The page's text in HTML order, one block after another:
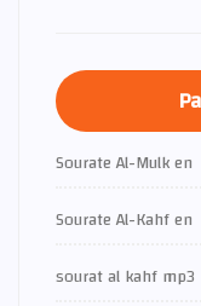
Sourate Al-Mulk en
Sourate Al-Kahf en
sourat al kahf mp3